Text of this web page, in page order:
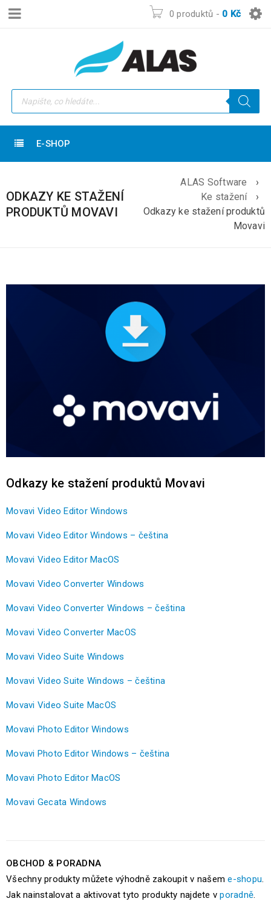
0 produktů - 0 Kč
E-SHOP
ODKAZY KE STAŽENÍ
PRODUKTŮ MOVAVI
ALAS Software
›
Ke stažení
›
Odkazy ke stažení produktů
Movavi
Odkazy ke stažení produktů Movavi
Movavi Video Editor Windows
Movavi Video Editor Windows – čeština
Movavi Video Editor MacOS
Movavi Video Converter Windows
Movavi Video Converter Windows – čeština
Movavi Video Converter MacOS
Movavi Video Suite Windows
Movavi Video Suite Windows – čeština
Movavi Video Suite MacOS
Movavi Photo Editor Windows
Movavi Photo Editor Windows – čeština
Movavi Photo Editor MacOS
Movavi Gecata Windows
OBCHOD & PORADNA
Všechny produkty můžete výhodně zakoupit v našeme-shopu.
Jak nainstalovat a aktivovat tyto produkty najdete vporadně.